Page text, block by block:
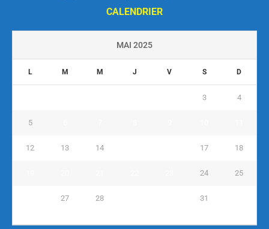
CALENDRIER
MAI 2025
L M M J V S D
3 4
5
12 13 14 17 18
24 25
27 28 31